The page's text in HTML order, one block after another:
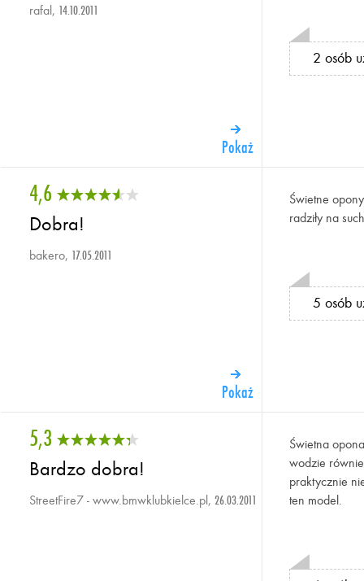
rafal, 14.10.2011
Pokaż
2 osób
4,6
Dobra!
bakero, 17.05.2011
Pokaż
Świetne
radziły na
5 osób
5,3
Bardzo dobra!
StreetFire7 - www.bmwklubkielce.pl, 26.03.2011
Świetna
wodzie
praktycznie
ten model.